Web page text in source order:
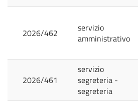
2026/462
servizio
amministrativo
2026/461
servizio
segreteria -
segreteria